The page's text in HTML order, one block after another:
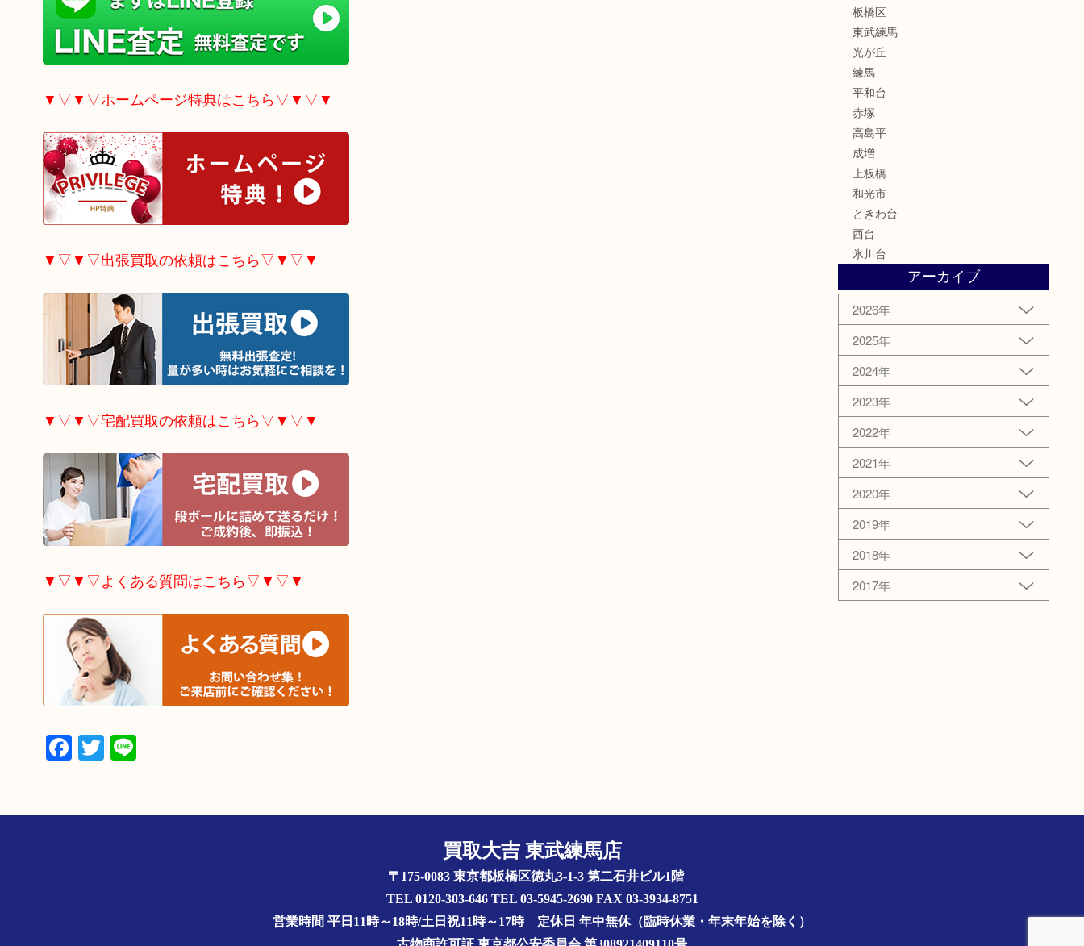
▼▽▼▽ホームページ特典はこちら▽▼▽▼
▼▽▼▽出張買取の依頼はこちら▽▼▽▼
▼▽▼▽宅配買取の依頼はこちら▽▼▽▼
▼▽▼▽よくある質問はこちら▽▼▽▼
Facebook
Twitter
Line
板橋区
東武練馬
光が丘
練馬
平和台
赤塚
高島平
成増
上板橋
和光市
ときわ台
西台
氷川台
アーカイブ
2026年
2025年
2024年
2023年
2022年
2021年
2020年
2019年
2018年
2017年
買取大吉 東武練馬店
〒175-0083 東京都板橋区徳丸3-1-3 第二石井ビル1階
TEL 0120-303-646 TEL 03-5945-2690 FAX 03-3934-8751
営業時間 平日11時～18時/土日祝11時～17時 定休日 年中無休（臨時休業・年末年始を除く）